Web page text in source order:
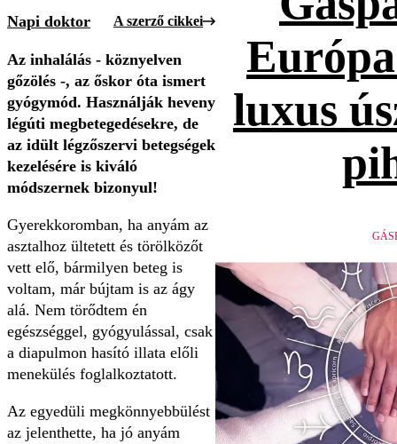
Napi doktor A szerző cikkei
Az inhalálás - köznyelven
gőzölés -, az őskor óta ismert
gyógymód. Használják heveny
légúti megbetegedésekre, de
az idült légzőszervi betegségek
kezelésére is kiváló
módszernek bizonyul!
Gyerekkoromban, ha anyám az
asztalhoz ültetett és törölközőt
vett elő, bármilyen beteg is
voltam, már bújtam is az ágy
alá. Nem törődtem én
egészséggel, gyógyulással, csak
a diapulmon hasító illata előli
menekülés foglalkoztatott.
Az egyedüli megkönnyebbülést
az jelenthette, ha jó anyám
luxus